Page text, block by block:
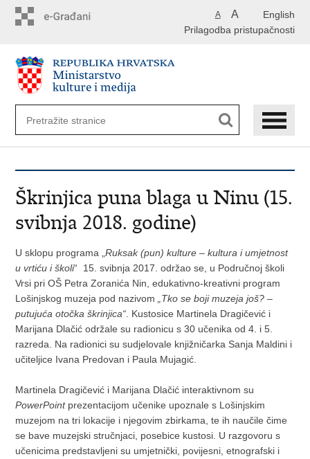
English
A A
Prilagodba pristupačnosti
Škrinjica puna blaga u Ninu (15.
svibnja 2018. godine)
U sklopu programa „Ruksak (pun) kulture – kultura i umjetnost
u vrtiću i školi“ 15. svibnja 2017. održao se, u Područnoj školi
Vrsi pri OŠ Petra Zoranića Nin, edukativno-kreativni program
Lošinjskog muzeja pod nazivom
„Tko se boji muzeja još? –
putujuća otočka škrinjica“ . Kustosice Martinela Dragičević i
Marijana Dlačić održale su radionicu s 30 učenika od 4. i 5.
razreda. Na radionici su sudjelovale knjižničarka Sanja Maldini i
učiteljice Ivana Predovan i Paula Mujagić.
Martinela Dragičević i Marijana Dlačić interaktivnom su
PowerPointprezentacijom učenike upoznale s Lošinjskim
muzejom na tri lokacije i njegovim zbirkama, te ih naučile čime
se bave muzejski stručnjaci, posebice kustosi. U razgovoru s
učenicima predstavljeni su umjetnički, povijesni, etnografski i